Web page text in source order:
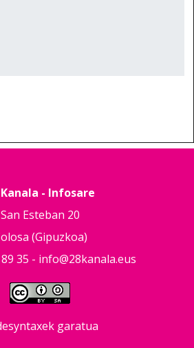
Kanala - Infosare
San Esteban 20
(Gipuzkoa)
35 - info@28kanala.eus
garatua